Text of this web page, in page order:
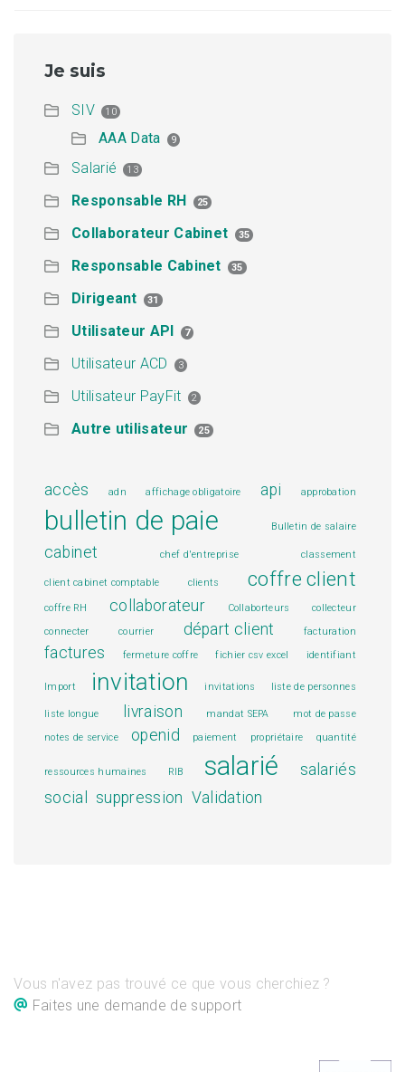
Je suis
SIV 10
AAA Data 9
Salarié 13
Responsable RH 25
Collaborateur Cabinet 35
Responsable Cabinet 35
Dirigeant 31
Utilisateur API 7
Utilisateur ACD 3
Utilisateur PayFit 2
Autre utilisateur 25
accès adn affichage obligatoire api approbation
bulletin de paie Bulletin de salaire
cabinet chef d'entreprise classement
client cabinet comptable clients coffre client
coffre RH collaborateur Collaborteurs
collecteur
connecter
courrier départ client facturation
factures fermeture coffre fichier csv excel identifiant
Import invitation invitations liste de personnes
liste longue livraison mandat SEPA
mot de passe
notes de service
openid paiement propriétaire quantité
ressources humaines RIB salarié
salariés
social
suppression Validation
Vous n'avez pas trouvé ce que vous cherchiez ?
Faites une demande de support